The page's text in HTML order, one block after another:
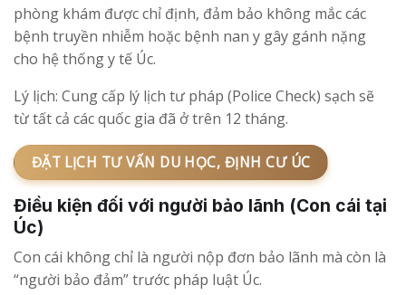
phòng khám được chỉ định, đảm bảo không mắc các
bệnh truyền nhiễm hoặc bệnh nan y gây gánh nặng
cho hệ thống y tế Úc.
Lý lịch: Cung cấp lý lịch tư pháp (Police Check) sạch sẽ
từ tất cả các quốc gia đã ở trên 12 tháng.
ĐẶT LỊCH TƯ VẤN DU HỌC, ĐỊNH CƯ ÚC
Điều kiện đối với người bảo lãnh (Con cái tại
Úc)
Con cái không chỉ là người nộp đơn bảo lãnh mà còn là
“người bảo đảm” trước pháp luật Úc.